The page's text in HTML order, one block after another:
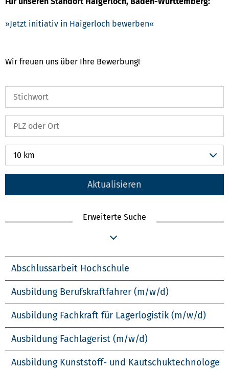
Jetzt initiativ in Haigerloch bewerben
Wir freuen uns über Ihre Bewerbung!
10 km
Aktualisieren
Erweiterte Suche
Abschlussarbeit Hochschule
Ausbildung Berufskraftfahrer (m/w/d)
Ausbildung Fachkraft für Lagerlogistik (m/w/d)
Ausbildung Fachlagerist (m/w/d)
Ausbildung Kunststoff- und Kautschuktechnologe